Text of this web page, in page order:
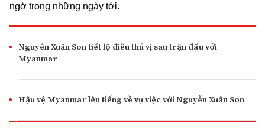
ngờ trong những ngày tới.
Nguyễn Xuân Son tiết lộ điều thú vị sau trận đấu với
Myanmar
Hậu vệ Myanmar lên tiếng về vụ việc với Nguyễn Xuân Son